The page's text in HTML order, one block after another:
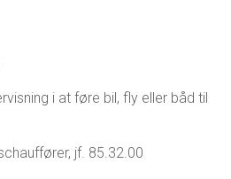
i at føre bil, fly eller båd til
jf. 85.32.00